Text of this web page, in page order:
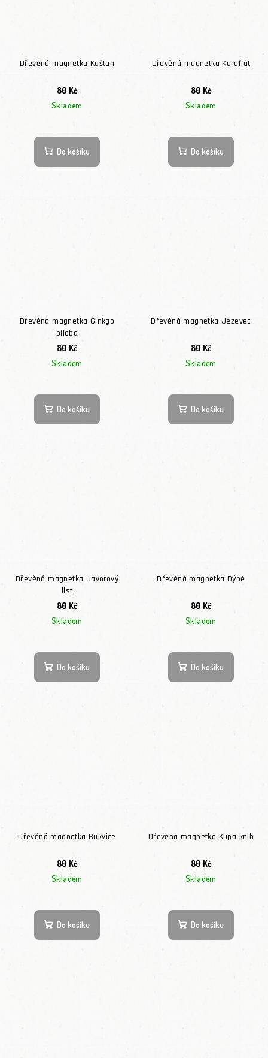
Dřevěná magnetka Kaštan
80 Kč
Skladem
Do košíku
Dřevěná magnetka Karafiát
80 Kč
Skladem
Do košíku
Dřevěná magnetka Ginkgo
biloba
80 Kč
Skladem
Do košíku
Dřevěná magnetka Jezevec
80 Kč
Skladem
Do košíku
Dřevěná magnetka Javorový
list
80 Kč
Skladem
Do košíku
Dřevěná magnetka Dýně
80 Kč
Skladem
Do košíku
Dřevěná magnetka Bukvice
80 Kč
Skladem
Do košíku
Dřevěná magnetka Kupa knih
80 Kč
Skladem
Do košíku